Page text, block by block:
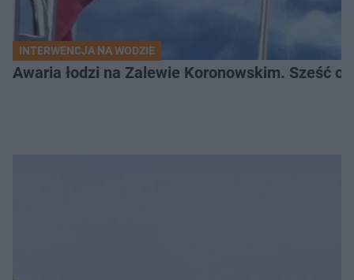
INTERWENCJA NA WODZIE
Awaria łodzi na Zalewie Koronowskim. Sześć